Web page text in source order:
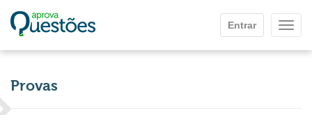
Entrar
Provas